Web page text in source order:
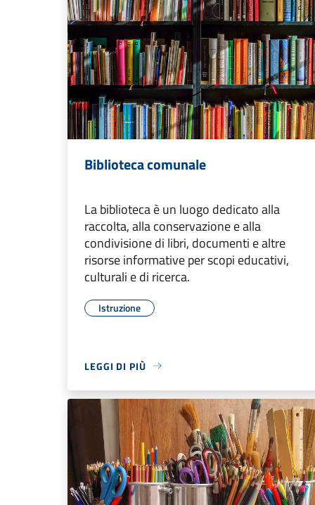
Biblioteca comunale
La biblioteca è un luogo dedicato alla
raccolta, alla conservazione e alla
condivisione di libri, documenti e altre
risorse informative per scopi educativi,
culturali e di ricerca.
Istruzione
LEGGI DI PIÙ